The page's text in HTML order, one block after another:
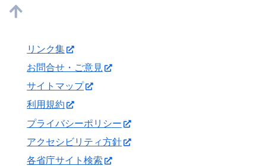
リンク集
お問合せ・ご意見
サイトマップ
利用規約
プライバシーポリシー
アクセシビリティ方針
各省庁サイト検索